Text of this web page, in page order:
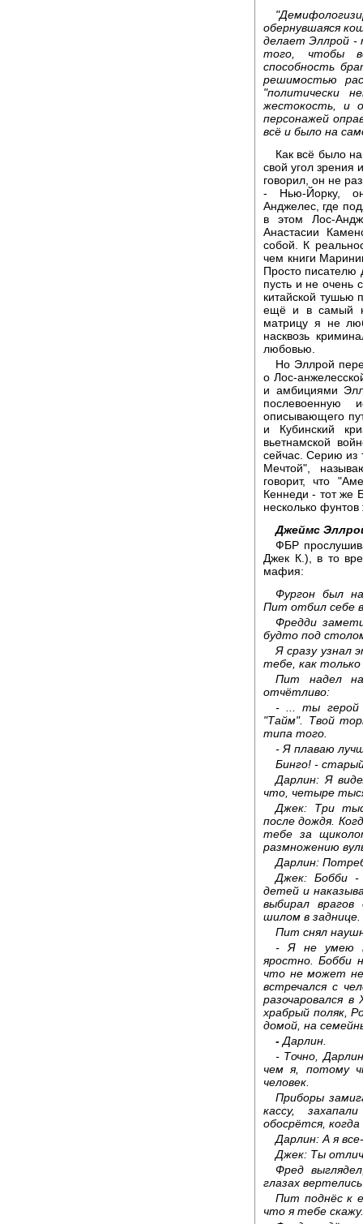
обернувшаяся
делает Эллрой -
того, чтобы
способность
решимостью
"политически
жестокость, и
персонажей
всё и было на
Как всё было
свой угол
говорил, он не
- Нью-Йорку,
Анджелес, где
в этом Лос-
Анастасии
собой. К
чем книги
Просто писателю
пусть и не очень
китайской тушью
ещё и в самый
матрицу я не
насквозь
любовью.
Но Эллрой
о Лос-
и амбициями
послевоенную
описывающего
и Кубинский
вьетнамской
сейчас. Серию из
Мечтой",
говорит, что
Кеннеди - тот же
несколько
Джеймс
ФБР
Джек К.), в то
мафия:
Фургон был
Пит отбил себе
Фредди
будто под
Я сразу узнал
тебе, как
Пит надел
отчётливо:
- ... ты герой
"Тайм". Твой
типа того.
- Я плаваю
Бинго! -
Дарлин: Я
что, четыре
Джек: Три
после дождя.
тебе за
размножению
Дарлин:
Джек: Бобби -
детей и
выбирал
шилом в заднице.
Пит снял
- Я не умею
яростно. Бобби
что не может
встречался с
разочаровался
храбрый поляк,
домой, на
- Дарлин.
- Точно,
чем я, потому
человек.
Приборы
кассу,
обосрётся,
Дарлин: А я
Джек: Ты
Фред
глазах
Пит поднёс к
что я тебе скажу.